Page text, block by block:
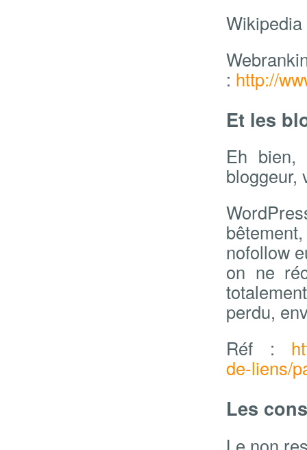
: http://
Et les
Eh bien,
bloggeur,
nofollow
on ne
perdu,
Réf :
de-liens/
Les
Le non